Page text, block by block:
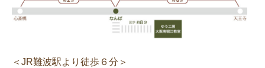
＜JR難波駅より徒歩６分＞